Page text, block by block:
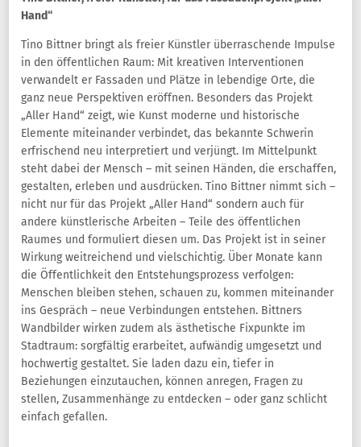
Hand“
Tino Bittner bringt als freier Künstler überraschende Impulse
in den öffentlichen Raum: Mit kreativen Interventionen
verwandelt er Fassaden und Plätze in lebendige Orte, die
ganz neue Perspektiven eröffnen. Besonders das Projekt
„Aller Hand“ zeigt, wie Kunst moderne und historische
Elemente miteinander verbindet, das bekannte Schwerin
erfrischend neu interpretiert und verjüngt. Im Mittelpunkt
steht dabei der Mensch – mit seinen Händen, die erschaffen,
gestalten, erleben und ausdrücken. Tino Bittner nimmt sich –
nicht nur für das Projekt „Aller Hand“ sondern auch für
andere künstlerische Arbeiten – Teile des öffentlichen
Raumes und formuliert diesen um. Das Projekt ist in seiner
Wirkung weitreichend und vielschichtig. Über Monate kann
die Öffentlichkeit den Entstehungsprozess verfolgen:
Menschen bleiben stehen, schauen zu, kommen miteinander
ins Gespräch – neue Verbindungen entstehen. Bittners
Wandbilder wirken zudem als ästhetische Fixpunkte im
Stadtraum: sorgfältig erarbeitet, aufwändig umgesetzt und
hochwertig gestaltet. Sie laden dazu ein, tiefer in
Beziehungen einzutauchen, können anregen, Fragen zu
stellen, Zusammenhänge zu entdecken – oder ganz schlicht
einfach gefallen.